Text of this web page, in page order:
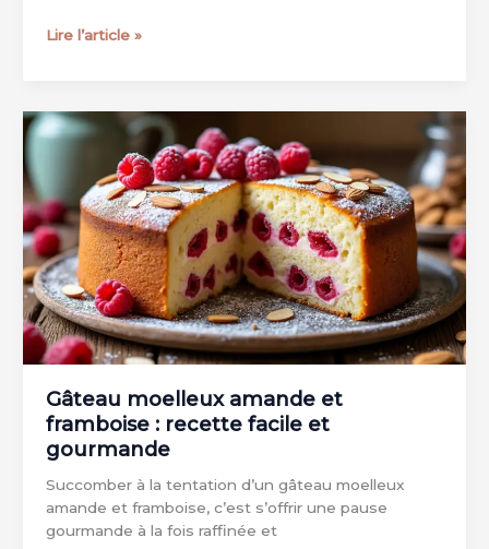
Gâteau
farine
châtaigne
et
chocolat
:
recette
gourmande
sans
gluten
Lire l’article »
Gâteau moelleux amande et
framboise : recette facile et
gourmande
Succomber à la tentation d’un gâteau moelleux
amande et framboise, c’est s’offrir une pause
gourmande à la fois raffinée et